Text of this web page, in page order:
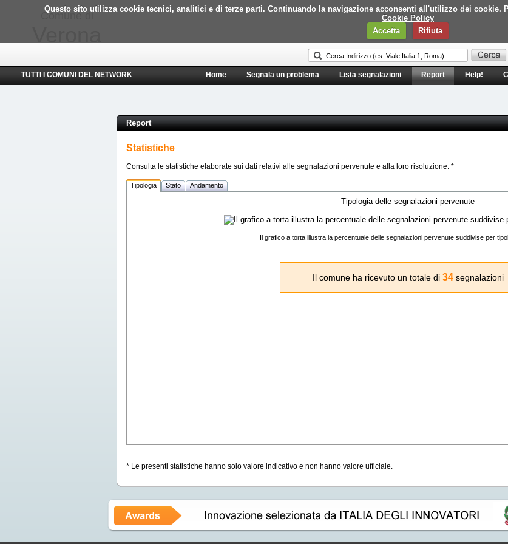
Questo sito utilizza cookie tecnici, analitici e di terze parti. Continuando la navigazione acconsenti all'utilizzo dei cookie.
Cookie Policy
Accetta
Rifiuta
Comune di
TUTTI I COMUNI DEL NETWORK Home Segnala un problema Lista segnalazioni Report Help!
Report
Statistiche
Consulta le statistiche elaborate sui dati relativi alle segnalazioni pervenute e alla loro risoluzione. *
Tipologia Stato Andamento
Tipologia delle segnalazioni pervenute
Il grafico a torta illustra la percentuale delle segnalazioni pervenute suddivise per
Il comune ha ricevuto un totale di 34segnalazioni
* Le presenti statistiche hanno solo valore indicativo e non hanno valore ufficiale.